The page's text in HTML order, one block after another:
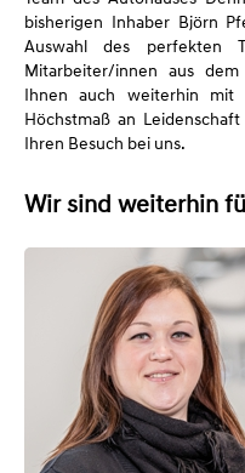
bisherigen Inhaber Björn
Auswahl des perfekten
Mitarbeiter/innen aus
Ihnen auch weiterhin mit
Höchstmaß an
Ihren Besuch bei uns.
Wir sind weiterhin